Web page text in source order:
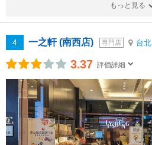
もっと見る
4 一之軒 (南西店) 専門店 台北
3.37 評価詳細